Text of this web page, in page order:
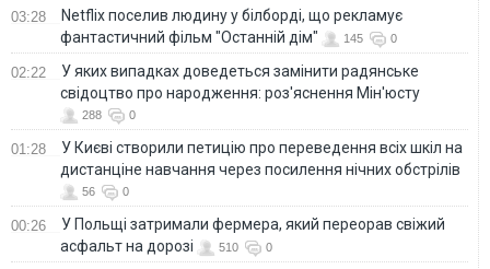
03:28
Netflix поселив людину у білборді, що рекламує
фантастичний фільм "Останній дім"
145 0
02:22
У яких випадках доведеться замінити радянське
свідоцтво про народження: роз'яснення Мін'юсту
288 0
01:28
У Києві створили петицію про переведення всіх шкіл на
дистанціне навчання через посилення нічних обстрілів
56 0
00:26
У Польщі затримали фермера, який переорав свіжий
асфальт на дорозі
510 0